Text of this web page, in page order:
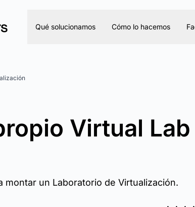
Qué solucionamos Cómo lo hacemos
Virtual
montar un Laboratorio de Virtualización.